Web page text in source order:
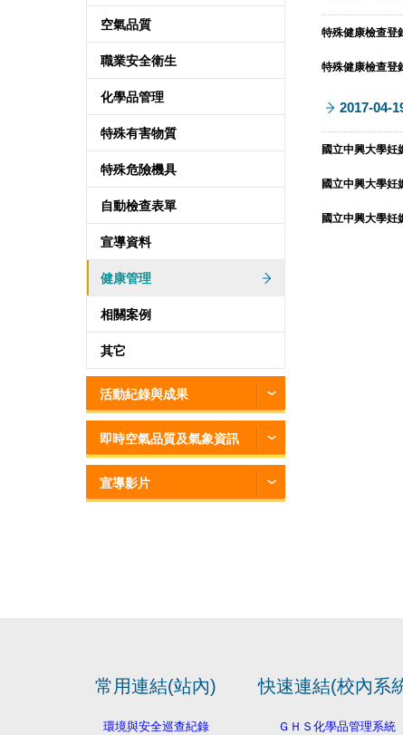
空氣品質
職業安全衛生
化學品管理
特殊有害物質
特殊危險機具
自動檢查表單
宣導資料
健康管理
相關案例
其它
活動紀錄與成果
即時空氣品質及氣象資訊
宣導影片
特殊健康檢查登
特殊健康檢查登
2017-04-
國立中興大學妊
國立中興大學妊
國立中興大學妊
常用連結(站內)
環境與安全巡查紀錄
快速連結(校內系
ＧＨＳ化學品管理系統